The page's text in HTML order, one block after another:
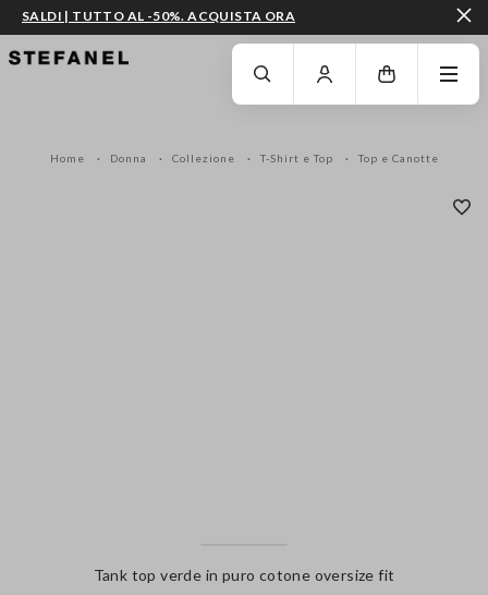
VAI AL CONTENUTO PRINCIPALE SCENDI AL FONDO DELLA PAGINA
SALDI | TUTTO AL -50%. ACQUISTA ORA
Home Donna Collezione T-Shirt e Top Top e Canotte
Tank top verde in puro cotone oversize fit